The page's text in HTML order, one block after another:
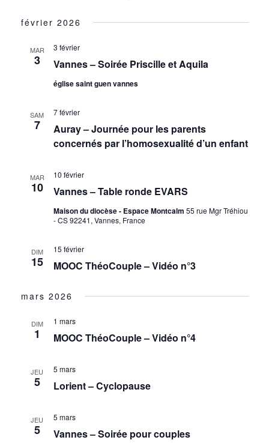
février 2026
MAR
3 Vannes – Soirée Priscille et Aquila
3 février
église saint guen vannes
SAM
7
Auray – Journée pour les parents
concernés par l’homosexualité d’un enfant
7 février
MAR
10 Vannes – Table ronde EVARS
10 février
Maison du diocèse - Espace Montcalm 55 rue Mgr Tréhiou
- CS 92241, Vannes, France
DIM
15 MOOC ThéoCouple – Vidéo n°3
15 février
mars 2026
DIM
1 MOOC ThéoCouple – Vidéo n°4
1 mars
JEU
5 Lorient – Cyclopause
5 mars
JEU
5 Vannes – Soirée pour couples
5 mars